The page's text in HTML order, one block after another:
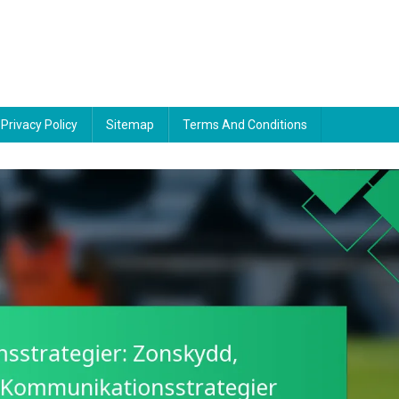
Privacy Policy Sitemap Terms And Conditions